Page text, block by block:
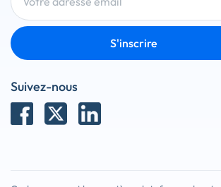
S'inscrire
Suivez-nous